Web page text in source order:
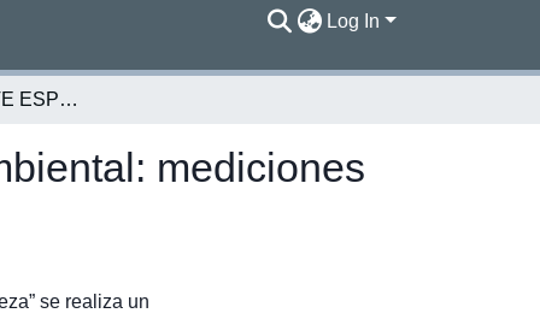
Log In
Capítulo 4: APORTE ESPECIAL. Contaminación ambiental: mediciones específicas [2004]
mediciones
se realiza un